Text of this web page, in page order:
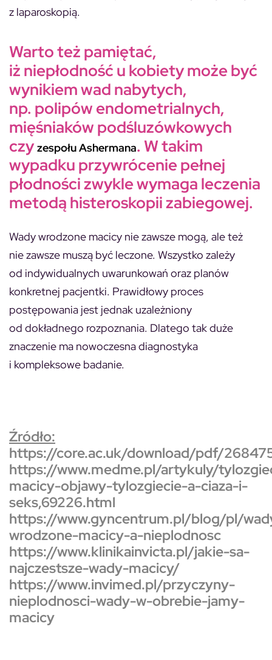
z laparoskopią.
Warto też pamiętać,
iż niepłodność u kobiety może być
wynikiem wad nabytych,
np. polipów endometrialnych,
mięśniaków podśluzówkowych
czyzespołu Ashermana. W takim
wypadku przywrócenie pełnej
płodności zwykle wymaga leczenia
metodą histeroskopii zabiegowej.
Wady wrodzone macicy nie zawsze mogą, ale też
nie zawsze muszą być leczone. Wszystko zależy
od indywidualnych uwarunkowań oraz planów
konkretnej pacjentki. Prawidłowy proces
postępowania jest jednak uzależniony
od dokładnego rozpoznania. Dlatego tak duże
znaczenie ma nowoczesna diagnostyka
i kompleksowe badanie.
Źródło:
https://core.ac.uk/download/pdf/
https://www.medme.pl/artykuly/
macicy-objawy-tylozgiecie-a-ciaza-i-
seks,69226.html
https://www.gyncentrum.pl/blog/pl/
wrodzone-macicy-a-nieplodnosc
https://www.klinikainvicta.pl/jakie-sa-
najczestsze-wady-macicy/
https://www.invimed.pl/przyczyny-
nieplodnosci-wady-w-obrebie-jamy-
macicy